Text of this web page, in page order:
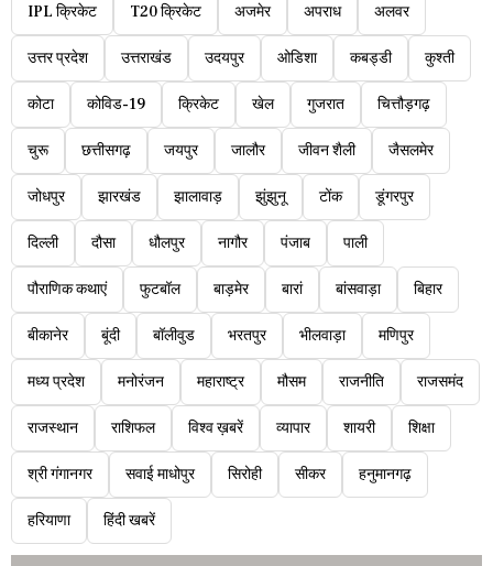
IPL क्रिकेट T20 क्रिकेट अजमेर अपराध अलवर
उत्तर प्रदेश उत्तराखंड उदयपुर ओडिशा कबड्डी कुश्ती
कोटा कोविड-19 क्रिकेट खेल गुजरात चित्तौड़गढ़
चुरू छत्तीसगढ़ जयपुर जालौर जीवन शैली जैसलमेर
जोधपुर झारखंड झालावाड़ झुंझुनू टोंक डूंगरपुर
दिल्ली दौसा धौलपुर नागौर पंजाब पाली
पौराणिक कथाएं फुटबॉल बाड़मेर बारां बांसवाड़ा बिहार
बीकानेर बूंदी बॉलीवुड भरतपुर भीलवाड़ा मणिपुर
मध्य प्रदेश मनोरंजन महाराष्ट्र मौसम राजनीति राजसमंद
राजस्थान राशिफल विश्व ख़बरें व्यापार शायरी शिक्षा
श्री गंगानगर सवाई माधोपुर सिरोही सीकर हनुमानगढ़
हरियाणा हिंदी खबरें